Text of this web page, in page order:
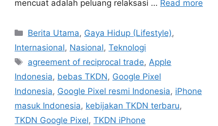
mencuat adalah peluang relaksasi … Read more
C
a
e
g
o
r
i
Berita Utama, Gaya Hidup (Lifestyle),
Internasional, Nasional, Teknologi
T
a
s
agreement of reciprocal trade,Apple
Indonesia, bebas TKDN, Google Pixel
Indonesia, Google Pixel resmi Indonesia, iPhone
masuk Indonesia, kebijakan TKDN terbaru,
TKDN Google Pixel, TKDN iPhone